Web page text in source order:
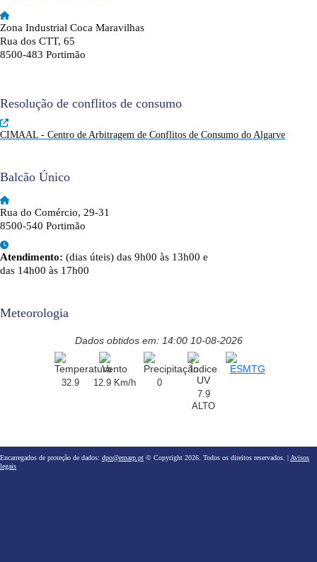
Zona Industrial Coca Maravilhas
Rua dos CTT, 65
8500-483 Portimão
Resolução de conflitos de consumo
CIMAAL - Centro de Arbitragem de Conflitos de Consumo do Algarve
Balcão Único
Rua do Comércio, 29-31
8500-540 Portimão
Atendimento: (dias úteis) das 9h00 às 13h00 e
das 14h00 às 17h00
Meteorologia
Dados obtidos em: 14:00 10-08-2026
32.9 12.9 Km/h
0
7.9
ALTO
Encarregados de proteção de dados: dpo@emarp.pt © Copyright 2026. Todos os direitos reservados. | Avisos
legais